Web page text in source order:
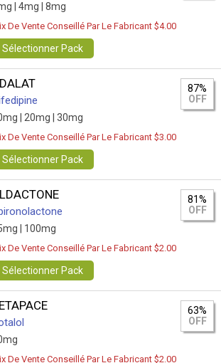
| 4mg | 8mg
De Vente Conseillé Par Le Fabricant $4.00
Sélectionner Pack
| 20mg | 30mg
87%
OFF
De Vente Conseillé Par Le Fabricant $3.00
Sélectionner Pack
| 100mg
81%
OFF
De Vente Conseillé Par Le Fabricant $2.00
Sélectionner Pack
63%
OFF
De Vente Conseillé Par Le Fabricant $2.00